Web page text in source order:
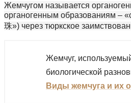
Жемчугом называется
органогенным образованиям –
珠») через тюркское
Жемчуг,
биологической
Виды жемчуга и их